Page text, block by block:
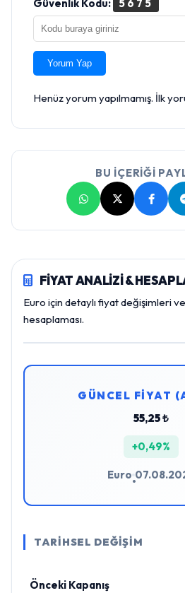
Güvenlik Kodu: 5675
Yorum Yap
Henüz yorum yapılmamış. İlk
BU İÇERİĞİ
FİYAT ANALİZİ &
Euro için detaylı fiyat değişimleri
hesaplaması.
GÜNCEL FİYAT
55,25 ₺
+0,49%
Euro
•
TARİHSEL DEĞİŞİM
Önceki Kapanış